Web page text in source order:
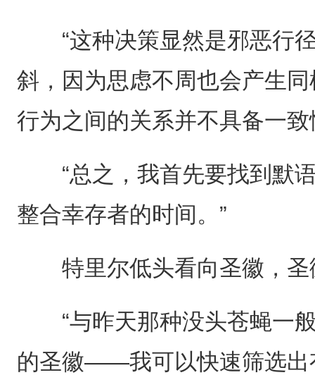
“这种决策显然是邪恶行径
斜，因为思虑不周也会产生
行为之间的关系并不具备一致
“总之，我首先要找到默语
整合幸存者的时间。”
特里尔低头看向圣徽，圣
“与昨天那种没头苍蝇一般
的圣徽——我可以快速筛选出